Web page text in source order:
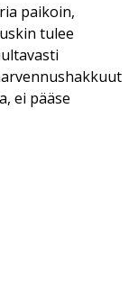
paikoin,
tulee
ei pääse